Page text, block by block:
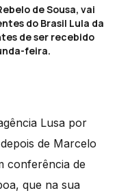
de Sousa, vai
do Brasil Lula da
de ser recebido
feira.
Lusa por
de Marcelo
conferência de
que na sua